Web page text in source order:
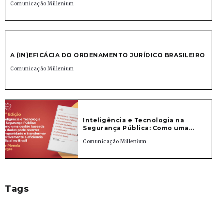
Comunicação Millenium
A (IN)EFICÁCIA DO ORDENAMENTO JURÍDICO BRASILEIRO
Comunicação Millenium
Inteligência e Tecnologia na
Segurança Pública: Como uma...
Comunicação Millenium
Tags